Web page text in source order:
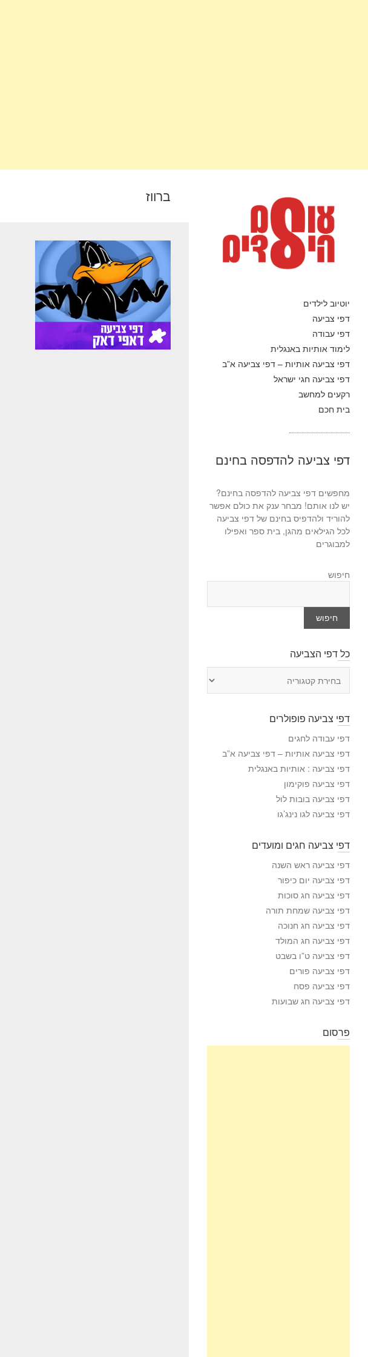
יוטיוב לילדים
דפי צביעה
דפי עבודה
לימוד אותיות באנגלית
דפי צביעה אותיות – דפי צביעה א”ב
דפי צביעה חגי ישראל
רקעים למחשב
בית חכם
ברווז
דפי צביעה להדפסה בחינם
מחפשים דפי צביעה להדפסה בחינם?
יש לנו אותם! מבחר ענק את כולם אפשר
להוריד ולהדפיס בחינם של דפי צביעה
לכל הגילאים מהגן, בית ספר ואפילו
למבוגרים
חיפוש
חיפוש
כל דפי הצביעה
י
ה
צ
י
ע
ה
דפי צביעה פופולרים
דפי עבודה לחגים
דפי צביעה אותיות – דפי צביעה א”ב
דפי צביעה : אותיות באנגלית
דפי צביעה פוקימון
דפי צביעה בובות לול
דפי צביעה לגו נינג’גו
דפי צביעה חגים ומועדים
דפי צביעה ראש השנה
דפי צביעה יום כיפור
דפי צביעה חג סוכות
דפי צביעה שמחת תורה
דפי צביעה חג חנוכה
דפי צביעה חג המולד
דפי צביעה ט”ו בשבט
דפי צביעה פורים
דפי צביעה פסח
דפי צביעה חג שבועות
פרסום